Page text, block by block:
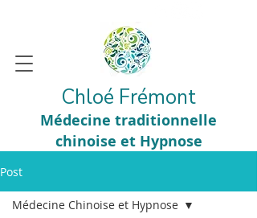
Chloé Frémont
Médecine traditionnelle
chinoise et Hypnose
Post
Médecine Chinoise et Hypnose